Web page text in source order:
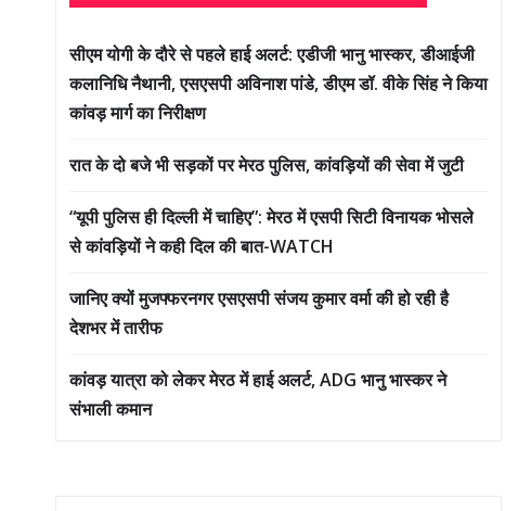
सीएम योगी के दौरे से पहले हाई अलर्ट: एडीजी भानु भास्कर, डीआईजी
कलानिधि नैथानी, एसएसपी अविनाश पांडे, डीएम डॉ. वीके सिंह ने किया
कांवड़ मार्ग का निरीक्षण
रात के दो बजे भी सड़कों पर मेरठ पुलिस, कांवड़ियों की सेवा में जुटी
“यूपी पुलिस ही दिल्ली में चाहिए”: मेरठ में एसपी सिटी विनायक भोसले
से कांवड़ियों ने कही दिल की बात-WATCH
जानिए क्यों मुजफ्फरनगर एसएसपी संजय कुमार वर्मा की हो रही है
देशभर में तारीफ
कांवड़ यात्रा को लेकर मेरठ में हाई अलर्ट, ADG भानु भास्कर ने
संभाली कमान